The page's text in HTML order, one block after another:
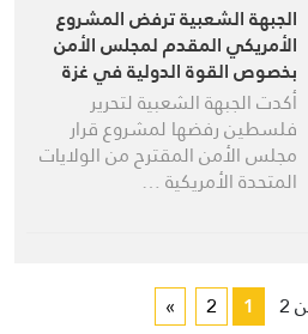
الجبهة الشعبية ترفض المشروع
الأمريكي المقدم لمجلس الأمن
بخصوص القوة الدولية في غزة
أكدت الجبهة الشعبية لتحرير
فلسطين رفضها لمشروع قرار
مجلس الأمن المقترح من الولايات
المتحدة الأمريكية …
1